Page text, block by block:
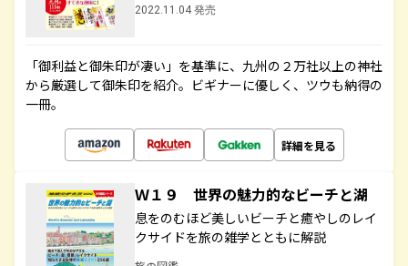
2022.11.04 発売
「御利益と御朱印が凄い」を基準に、九州の２万社以上の神社
から厳選して御朱印を紹介。ビギナーに優しく、ツウも納得の
一冊。
詳細を見る
Ｗ１９ 世界の魅力的なビーチと湖
息をのむほど美しいビーチと癒やしのレイ
クサイドを旅の雑学とともに解説